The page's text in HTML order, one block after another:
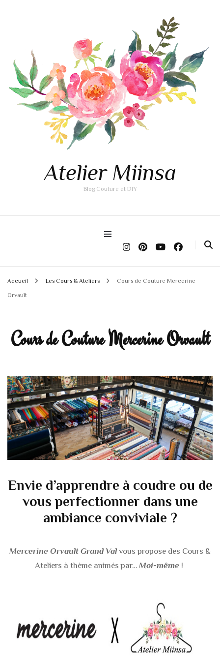
Atelier Miinsa
Blog Couture et DIY
Accueil Les Cours & Ateliers Cours de Couture Mercerine
Orvault
Cours de Couture Mercerine Orvault
Envie d’apprendre à coudre ou de
vous perfectionner dans une
ambiance conviviale ?
Mercerine Orvault Grand Valvous propose des Cours &
Ateliers à thème animés par… Moi-même !